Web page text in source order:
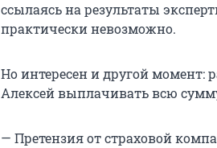
ссылаясь на результаты
практически невозможно.
Но интересен и другой
Алексей выплачивать всю
— Претензия от страховой